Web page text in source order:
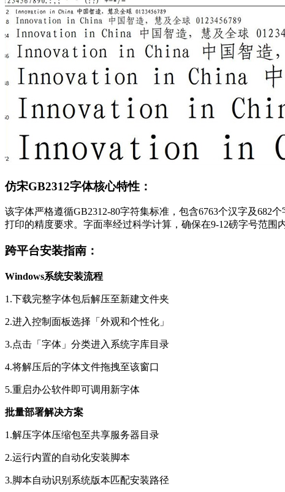
仿宋GB2312字体核心特性：
该字体严格遵循GB2312-80字符集标准，包含6763个汉字及
打印的精度要求。字面率经过科学计算，确保在9-12磅字号范围
跨平台安装指南：
Windows系统安装流程
1.下载完整字体包后解压至新建文件夹
2.进入控制面板选择「外观和个性化」
3.点击「字体」分类进入系统字库目录
4.将解压后的字体文件拖拽至该窗口
5.重启办公软件即可调用新字体
批量部署解决方案
1.解压字体压缩包至共享服务器目录
2.运行内置的自动化安装脚本
3.脚本自动识别系统版本匹配安装路径